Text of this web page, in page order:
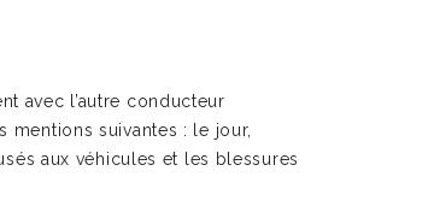
avec l’autre conducteur
mentions suivantes : le jour,
aux véhicules et les blessures